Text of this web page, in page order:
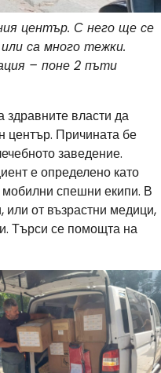
център. С него ще се
са много тежки.
– поне 2 пъти
власти да
център. Причината бе
заведение.
е определено като
мобилни спешни екипи. В
от възрастни медици,
Търси се помощта на